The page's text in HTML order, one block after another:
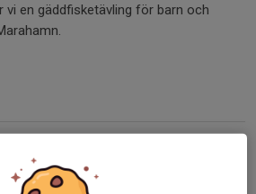
vi en gäddfisketävling för barn och